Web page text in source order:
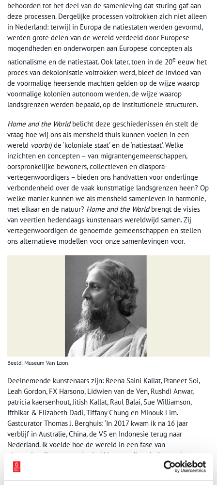
behoorden tot het deel van de samenleving dat sturing gaf aan
deze processen. Dergelijke processen voltrokken zich niet alleen
in Nederland: terwijl in Europa de natiestaten werden gevormd,
werden grote delen van de wereld verdeeld door Europese
mogendheden en onderworpen aan Europese concepten als
nationalisme en de natiestaat. Ook later, toen in de 20e eeuw het
proces van dekolonisatie voltrokken werd, bleef de invloed van
de voormalige heersende machten gelden op de wijze waarop
voormalige koloniën autonoom werden, de wijze waarop
landsgrenzen werden bepaald, op de institutionele structuren.
Home and the Worldbelicht deze geschiedenissen én stelt de
vraag hoe wij ons als mensheid thuis kunnen voelen in een
wereld voorbijde ‘koloniale staat’ en de ‘natiestaat’. Welke
inzichten en concepten – van migrantengemeenschappen,
oorspronkelijke bewoners, collectieven en diaspora-
vertegenwoordigers – bieden ons handvatten voor onderlinge
verbondenheid over de vaak kunstmatige landsgrenzen heen? Op
welke manier kunnen we als mensheid samenleven in harmonie,
met elkaar en de natuur? Home and the Worldbrengt de visies
van veertien hedendaags kunstenaars wereldwijd samen. Zij
vertegenwoordigen de genoemde gemeenschappen en stellen
ons alternatieve modellen voor onze samenlevingen voor.
Beeld: Museum Van Loon.
Deelnemende kunstenaars zijn: Reena Saini Kallat, Praneet Soi,
Leah Gordon, FX Harsono, Lidwien van de Ven, Rushdi Anwar,
patricia kaersenhout, Jitish Kallat, Raul Balai, Sue Williamson,
Ifthikar & Elizabeth Dadi, Tiffany Chung en Minouk Lim.
Gastcurator Thomas J. Berghuis: ‘In 2017 kwam ik na 16 jaar
verblijf in Australië, China, de VS en Indonesië terug naar
Nederland. Ik voelde hoe de wereld in een fase van
ultranationalisme en onderdrukking van diversiteit terecht was
gekomen, met directe lijnen die terugvoeren naar kolonialisme
is het resultaat van